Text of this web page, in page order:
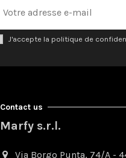
J'accepte la politique de
Contact us
Marfy s.r.l.
Via Borgo Punta, 74/A -